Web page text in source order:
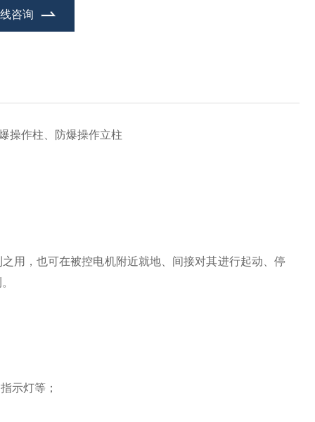
咨询
操作柱、防爆操作立柱
用，也可在被控电机附近就地、间接对其进行起动、停
示灯等；